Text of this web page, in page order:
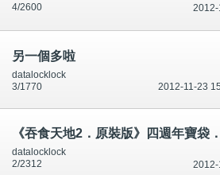
4/2600
另一個多啦
datalocklock
2012-11-23
3/1770
《吞食天地2．原裝版》四週年寶袋
datalocklock
2/2312